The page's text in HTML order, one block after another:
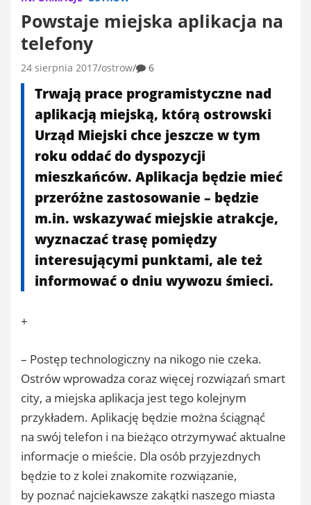
Powstaje miejska aplikacja na
telefony
24 sierpnia 2017 ostrow 6
Trwają prace programistyczne nad
aplikacją miejską, którą ostrowski
Urząd Miejski chce jeszcze w tym
roku oddać do dyspozycji
mieszkańców. Aplikacja będzie mieć
przeróżne zastosowanie – będzie
m.in. wskazywać miejskie atrakcje,
wyznaczać trasę pomiędzy
interesującymi punktami, ale też
informować o dniu wywozu śmieci.
+
– Postęp technologiczny na nikogo nie czeka.
Ostrów wprowadza coraz więcej rozwiązań smart
city, a miejska aplikacja jest tego kolejnym
przykładem. Aplikację będzie można ściągnąć
na swój telefon i na bieżąco otrzymywać aktualne
informacje o mieście. Dla osób przyjezdnych
będzie to z kolei znakomite rozwiązanie,
by poznać najciekawsze zakątki naszego miasta